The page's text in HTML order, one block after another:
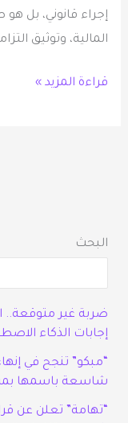
إجراء قانوني، بل
المالية، وتوثيق
قراءة المزيد »
البحث
ضربة غير متوقعة..
إجابات الذكاء
“مبكو” تنجح في
شاسعة باسمها بمساحة 966 ألف
“تهامة” تعلن عن